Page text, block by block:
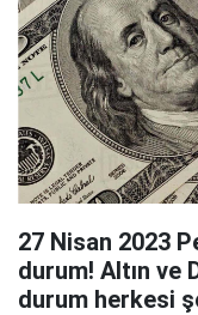
27 Nisan 2023
durum! Altın ve
durum herkesi